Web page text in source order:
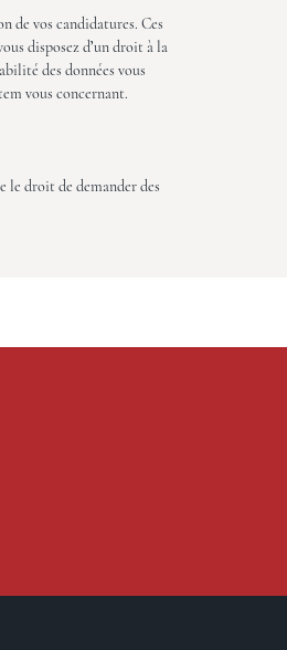
de vos candidatures. Ces
disposez d’un droit à la
des données vous
vous concernant.
le droit de demander des